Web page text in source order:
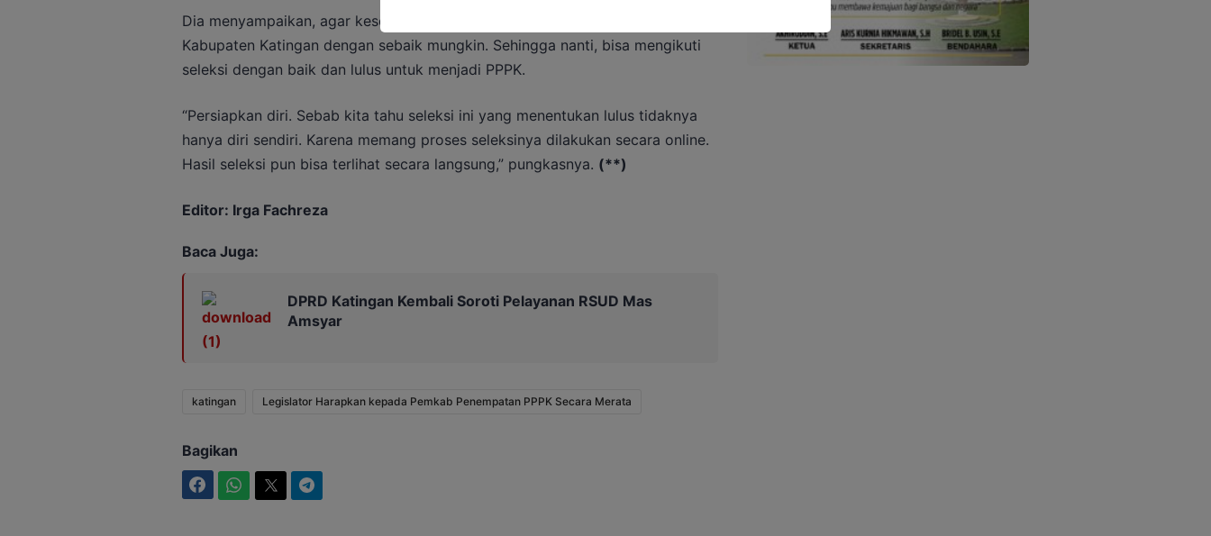
Dia menyampaikan, agar kesempatan ini bisa dimanfaatkan oleh warga
Kabupaten Katingan dengan sebaik mungkin. Sehingga nanti, bisa mengikuti
seleksi dengan baik dan lulus untuk menjadi PPPK.
“Persiapkan diri. Sebab kita tahu seleksi ini yang menentukan lulus tidaknya
hanya diri sendiri. Karena memang proses seleksinya dilakukan secara online.
Hasil seleksi pun bisa terlihat secara langsung,” pungkasnya. (**)
Editor: Irga Fachreza
Baca Juga:
DPRD Katingan Kembali Soroti Pelayanan RSUD Mas
Amsyar
katingan Legislator Harapkan kepada Pemkab Penempatan PPPK Secara Merata
Bagikan